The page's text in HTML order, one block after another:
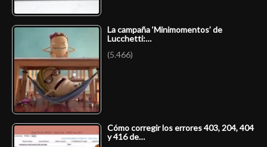
La campaña ‘Minimomentos’ de
Lucchetti:…
(5.466)
Cómo corregir los errores 403, 204, 404
y 416 de…